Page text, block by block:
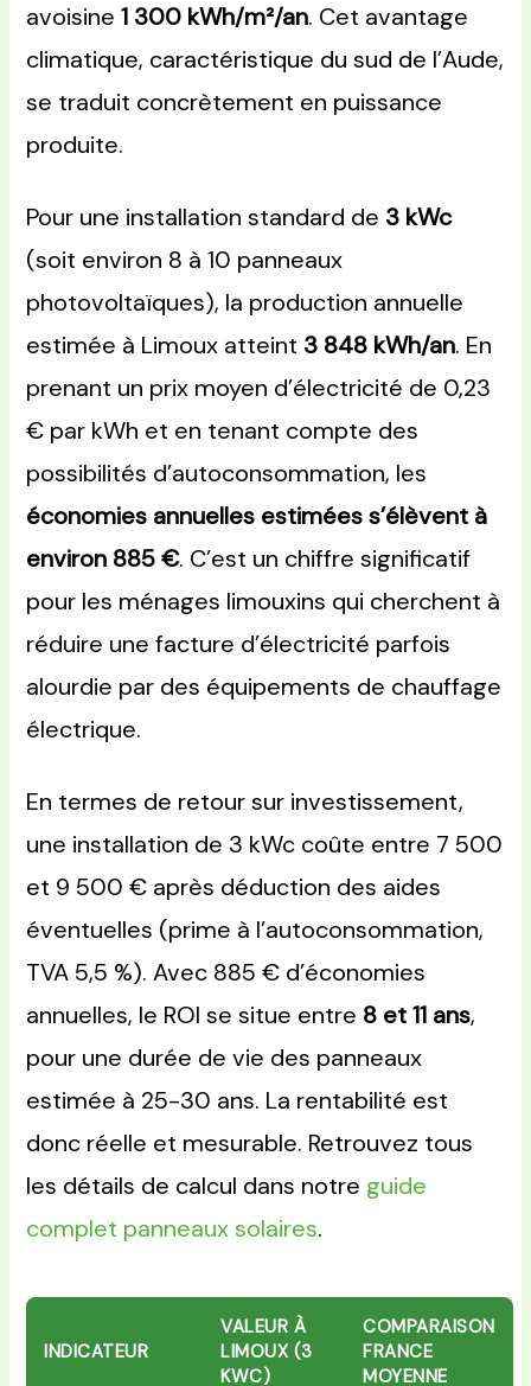
avoisine1 300 kWh/m²/an. Cet avantage
climatique, caractéristique du sud de l’Aude,
se traduit concrètement en puissance
produite.
Pour une installation standard de 3 kWc
(soit environ 8 à 10 panneaux
photovoltaïques), la production annuelle
estimée à Limoux atteint 3 848 kWh/an. En
prenant un prix moyen d’électricité de 0,23
€ par kWh et en tenant compte des
possibilités d’autoconsommation, les
économies annuelles estimées s’élèvent à
environ 885 €. C’est un chiffre significatif
pour les ménages limouxins qui cherchent à
réduire une facture d’électricité parfois
alourdie par des équipements de chauffage
électrique.
En termes de retour sur investissement,
une installation de 3 kWc coûte entre 7 500
et 9 500 € après déduction des aides
éventuelles (prime à l’autoconsommation,
TVA 5,5 %). Avec 885 € d’économies
annuelles, le ROI se situe entre 8 et 11 ans,
pour une durée de vie des panneaux
estimée à 25-30 ans. La rentabilité est
donc réelle et mesurable. Retrouvez tous
les détails de calcul dans notre guide
complet panneaux solaires.
INDICATEUR
VALEUR À
LIMOUX (3
KWC)
COMPARAISON
FRANCE
MOYENNE